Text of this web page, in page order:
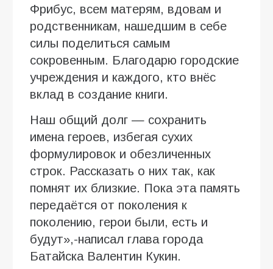
Фрибус, всем матерям, вдовам и
родственникам, нашедшим в себе
силы поделиться самым
сокровенным. Благодарю городские
учреждения и каждого, кто внёс
вклад в создание книги.
Наш общий долг — сохранить
имена героев, избегая сухих
формулировок и обезличенных
строк. Рассказать о них так, как
помнят их близкие. Пока эта память
передаётся от поколения к
поколению, герои были, есть и
будут»,-написал глава города
Батайска Валентин Кукин.